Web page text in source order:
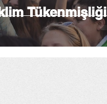
Tükenmişliği